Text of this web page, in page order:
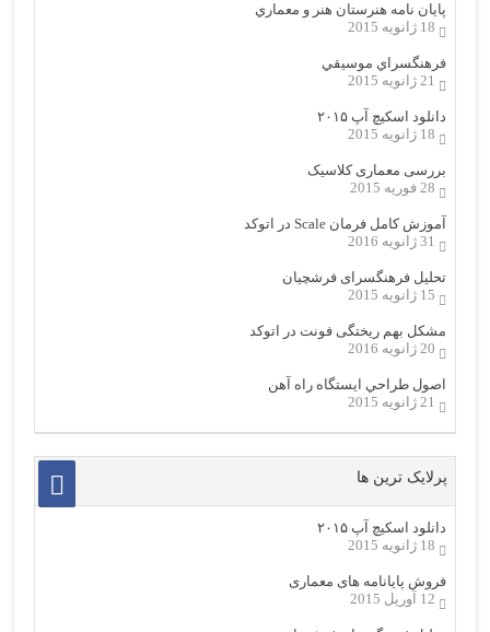
پایان نامه هنرستان هنر و معماري
18 ژانویه 2015
فرهنگسراي موسيقي
21 ژانویه 2015
دانلود اسکیچ آپ ۲۰۱۵
18 ژانویه 2015
بررسی معماری کلاسیک
28 فوریه 2015
آموزش کامل فرمان Scale در اتوکد
31 ژانویه 2016
تحلیل فرهنگسرای فرشچیان
15 ژانویه 2015
مشکل بهم ریختگی فونت در اتوکد
20 ژانویه 2016
اصول طراحي ایستگاه راه آهن
21 ژانویه 2015
پرلایک ترین ها
دانلود اسکیچ آپ ۲۰۱۵
18 ژانویه 2015
فروش پایانامه های معماری
12 آوریل 2015